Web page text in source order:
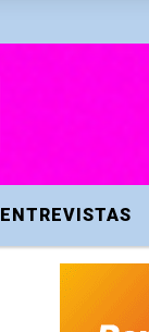
ENTREVISTAS